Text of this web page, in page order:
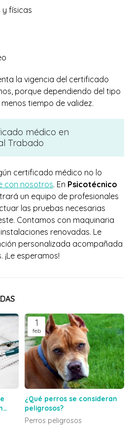
y físicas
la vigencia del certificado
porque dependiendo del tipo
tiempo de validez.
médico en
Trabado
certificado médico no lo
con nosotros. En Psicotécnico
un equipo de profesionales
las pruebas necesarias
Contamos con maquinaria
renovadas. Le
personalizada acompañada
esperamos!
1
feb
¿Qué perros se consideran
peligrosos?
Perros peligrosos